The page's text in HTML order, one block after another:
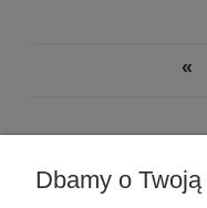
«
Dbamy o